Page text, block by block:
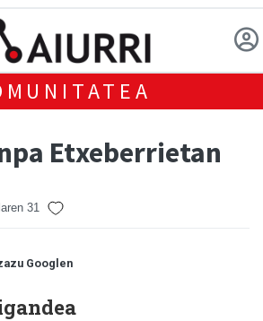
Etxeberrietan
31
Googlen